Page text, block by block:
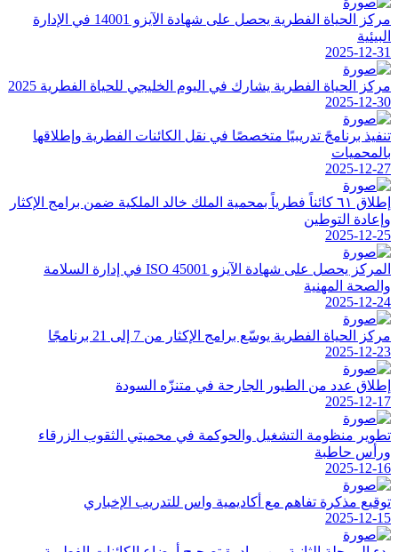
مركز الحياة الفطرية يحصل على شهادة الآيزو 14001 في الإدارة
البيئية
2025-12-31
مركز الحياة الفطرية يشارك في اليوم الخليجي للحياة الفطرية 2025
2025-12-30
تنفيذ برنامجً تدريبيًا متخصصًا في نقل الكائنات الفطرية وإطلاقها
بالمحميات
2025-12-27
إطلاق ٦١ كائناً فطرياً بمحمية الملك خالد الملكية ضمن برامج الإكثار
وإعادة التوطين
2025-12-25
المركز يحصل على شهادة الآيزو ISO 45001 في إدارة السلامة
والصحة المهنية
2025-12-24
مركز الحياة الفطرية يوسّع برامج الإكثار من 7 إلى 21 برنامجًا
2025-12-23
إطلاق عدد من الطيور الجارحة في متنزّه السودة
2025-12-17
تطوير منظومة التشغيل والحوكمة في محميتي الثقوب الزرقاء
ورأس حاطبة
2025-12-16
توقيع مذكرة تفاهم مع أكاديمية واس للتدريب الإخباري
2025-12-15